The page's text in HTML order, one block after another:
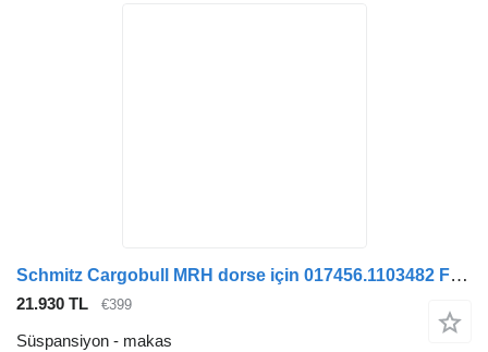
Schmitz Cargobull MRH dorse için 017456.1103482 F001A037KC75 makas
21.930 TL €399
Süspansiyon - makas